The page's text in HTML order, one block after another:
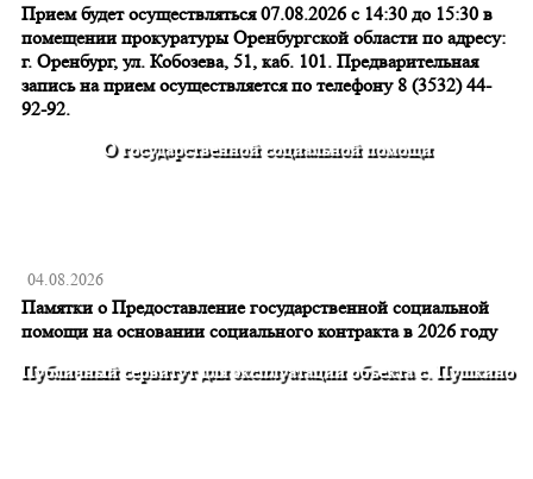
Прием будет осуществляться 07.08.2026 с 14:30 до 15:30 в
помещении прокуратуры Оренбургской области по адресу:
г. Оренбург, ул. Кобозева, 51, каб. 101. Предварительная
запись на прием осуществляется по телефону 8 (3532) 44-
92-92.
О государственной социальной помощи
04.08.2026
Памятки о Предоставление государственной социальной
помощи на основании социального контракта в 2026 году
Публичный сервитут для эксплуатации объекта с. Пушкино